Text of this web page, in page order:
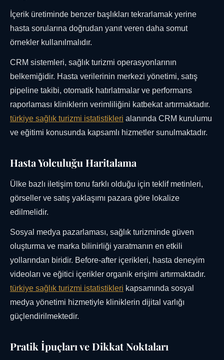
İçerik üretiminde benzer başlıkları tekrarlamak yerine
hasta sorularına doğrudan yanıt veren daha somut
örnekler kullanılmalıdır.
CRM sistemleri, sağlık turizmi operasyonlarının
belkemiğidir. Hasta verilerinin merkezi yönetimi, satış
pipeline takibi, otomatik hatırlatmalar ve performans
raporlaması kliniklerin verimliliğini katbekat artırmaktadır.
türkiye sağlık turizmi istatistikleri alanında CRM kurulumu
ve eğitimi konusunda kapsamlı hizmetler sunulmaktadır.
Hasta Yolculuğu Haritalama
Ülke bazlı iletişim tonu farklı olduğu için teklif metinleri,
görseller ve satış yaklaşımı pazara göre lokalize
edilmelidir.
Sosyal medya pazarlaması, sağlık turizminde güven
oluşturma ve marka bilinirliği yaratmanın en etkili
yollarından biridir. Before-after içerikleri, hasta deneyim
videoları ve eğitici içerikler organik erişimi artırmaktadır.
türkiye sağlık turizmi istatistikleri kapsamında sosyal
medya yönetimi hizmetiyle kliniklerin dijital varlığı
güçlendirilmektedir.
Pratik İpuçları ve Dikkat Noktaları